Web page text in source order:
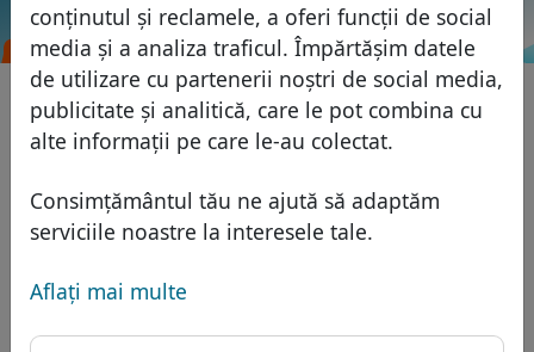
conținutul și reclamele, a oferi funcții de social
media și a analiza traficul. Împărtășim datele
de utilizare cu partenerii noștri de social media,
publicitate și analitică, care le pot combina cu
alte informații pe care le-au colectat.
Consimțământul tău ne ajută să adaptăm
serviciile noastre la interesele tale.
Aflaţi mai multe
Domenii
Baza domeniilor
Domenii africane
Domenii asiatice
Domenii europene
Domeniile din Orientul Mijlociu
Lista de preţuri
Reduceri
Transfer
Caută
Protecţia ID
Gazduire DNS
FAQ
Italiano
Português
Eesti
.com.tw Caută